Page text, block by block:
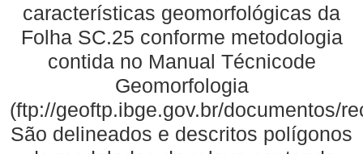
características geomorfológicas da
Folha SC.25 conforme metodologia
contida no Manual Técnicode
Geomorfologia
(ftp://geoftp.ibge.gov.br/documentos/
São delineados e descritos polígonos